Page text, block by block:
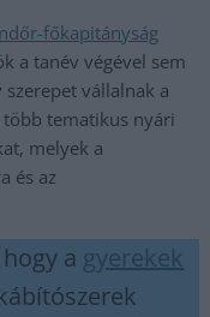
főkapitányság
a tanév végével sem
vállalnak a
tematikus nyári
melyek a
és az
a gyerekek